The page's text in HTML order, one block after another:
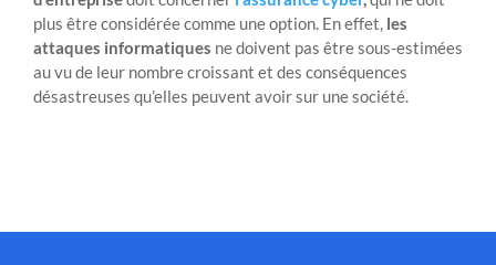
plus être considérée comme une option. En effet, les
attaques informatiques ne doivent pas être sous-estimées
au vu de leur nombre croissant et des conséquences
désastreuses qu’elles peuvent avoir sur une société.